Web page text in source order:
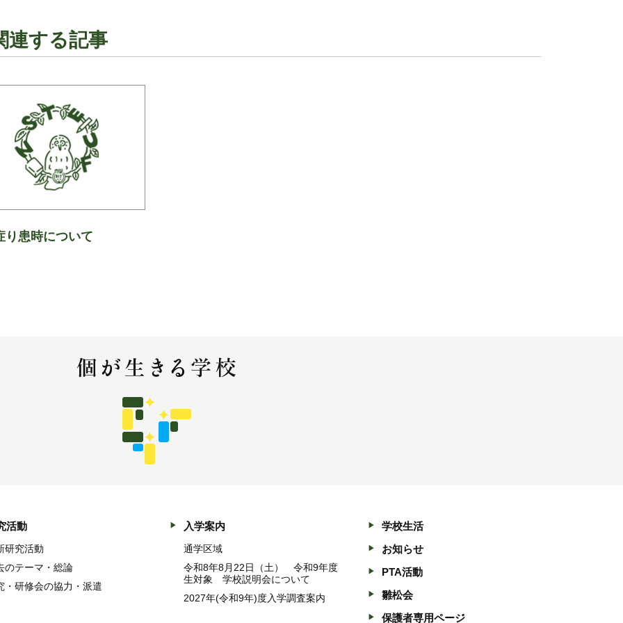
連する記事
り患時について
活動
研究活動
のテーマ・総論
・研修会の協力・派遣
入学案内
通学区域
令和8年8月22日（土） 令和9年度
生対象 学校説明会について
2027年(令和9年)度入学調査案内
学校生活
お知らせ
PTA活動
雛松会
保護者専用ページ